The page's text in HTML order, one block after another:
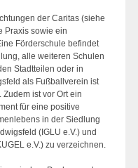
der Caritas (siehe
Praxis sowie ein
Förderschule befindet
alle weiteren Schulen
Stadtteilen oder in
als Fußballverein ist
ist vor Ort ein
für eine positive
in der Siedlung
(IGLU e.V.) und
e.V.) zu verzeichnen.